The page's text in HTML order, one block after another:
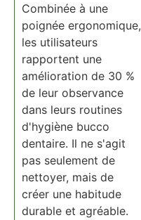
Combinée à une
poignée ergonomique,
les utilisateurs
rapportent une
amélioration de 30 %
de leur observance
dans leurs routines
d'hygiène bucco
dentaire. Il ne s'agit
pas seulement de
nettoyer, mais de
créer une habitude
durable et agréable.